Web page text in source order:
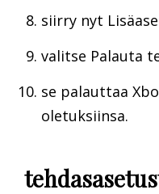
siirry nyt
valitse Palauta
se palauttaa
oletuksiinsa.